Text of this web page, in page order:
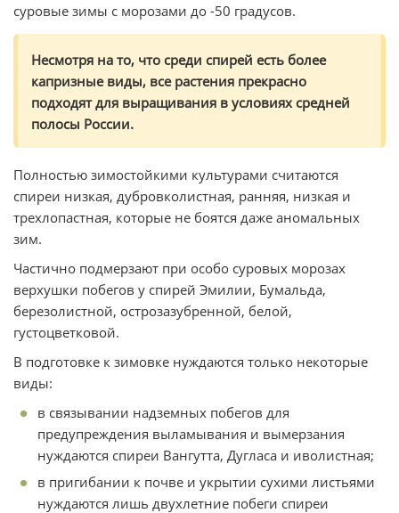
суровые зимы с морозами до -50 градусов.
Несмотря на то, что среди спирей есть более
капризные виды, все растения прекрасно
подходят для выращивания в условиях средней
полосы России.
Полностью зимостойкими культурами считаются
спиреи низкая, дубровколистная, ранняя, низкая и
трехлопастная, которые не боятся даже аномальных
зим.
Частично подмерзают при особо суровых морозах
верхушки побегов у спирей Эмилии, Бумальда,
березолистной, острозазубренной, белой,
густоцветковой.
В подготовке к зимовке нуждаются только некоторые
виды:
в связывании надземных побегов для
предупреждения выламывания и вымерзания
нуждаются спиреи Вангутта, Дугласа и иволистная;
в пригибании к почве и укрытии сухими листьями
нуждаются лишь двухлетние побеги спиреи